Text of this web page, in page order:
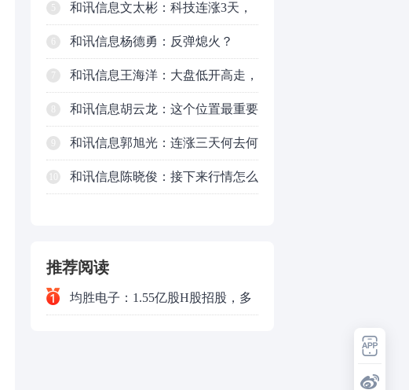
个信号警惕！
5 和讯信息文太彬：科技连涨3天，
明天会迎来分化？
和讯信息杨德勇：反弹熄火？
7 和讯信息王海洋：大盘低开高走，
反弹结束了吗？
和讯信息胡云龙：这个位置最重要
的是什么？
和讯信息郭旭光：连涨三天何去何
从？主力思维轻松应对
和讯信息陈晓俊：接下来行情怎么
推荐阅读
均胜电子：1.55亿股H股招股，多